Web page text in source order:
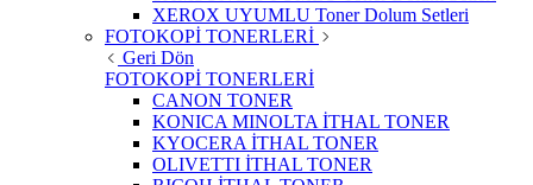
XEROX UYUMLU Toner Dolum Setleri
FOTOKOPİ TONERLERİ
Geri Dön
FOTOKOPİ TONERLERİ
CANON TONER
KONICA MINOLTA İTHAL TONER
KYOCERA İTHAL TONER
OLIVETTI İTHAL TONER